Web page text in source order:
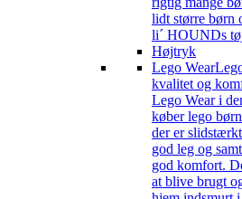
lidt større børn
li´ HOUNDs
Højtryk
Lego Wear
kvalitet og
Lego Wear i
køber lego
der er
god leg og
god komfort.
at blive brugt